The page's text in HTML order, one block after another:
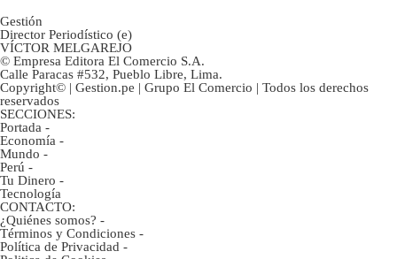
Gestión
Director Periodístico (e)
VÍCTOR MELGAREJO
© Empresa Editora El Comercio S.A.
Calle Paracas #532, Pueblo Libre, Lima.
Copyright© | Gestion.pe | Grupo El Comercio | Todos los derechos
reservados
SECCIONES:
Portada -
Economía -
Mundo -
Perú -
Tu Dinero -
Tecnología
CONTACTO:
¿Quiénes somos? -
Términos y Condiciones -
Política de Privacidad -